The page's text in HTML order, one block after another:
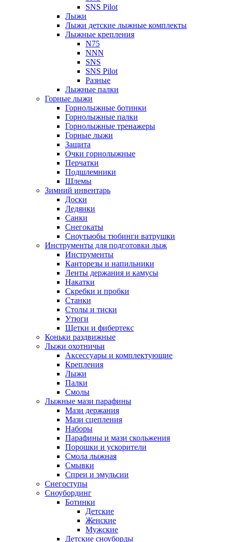
SNS Pilot
Лыжи
Лыжи детские лыжные комплекты
Лыжные крепления
N75
NNN
SNS
SNS Pilot
Разные
Лыжные палки
Горные лыжи
Горнoлыжные ботинки
Горнолыжные палки
Горнолыжные тренажеры
Горные лыжи
Защита
Очки горнолыжные
Перчатки
Подшлемники
Шлемы
Зимний инвентарь
Доски
Ледянки
Санки
Снегокаты
Сноутьюбы тюбинги ватрушки
Инструменты для подготовки лыж
Инструменты
Канторезы и напильники
Ленты держания и камусы
Накатки
Скребки и пробки
Станки
Столы и тиски
Утюги
Щетки и фибертекс
Коньки раздвижные
Лыжи охотничьи
Аксессуары и комплектующие
Крепления
Лыжи
Палки
Смолы
Лыжные мази парафины
Мази держания
Мази сцепления
Наборы
Парафины и мази скольжения
Порошки и ускорители
Смола лыжная
Смывки
Спреи и эмульсии
Снегоступы
Сноубординг
Ботинки
Детские
Женские
Мужские
Детские сноуборды